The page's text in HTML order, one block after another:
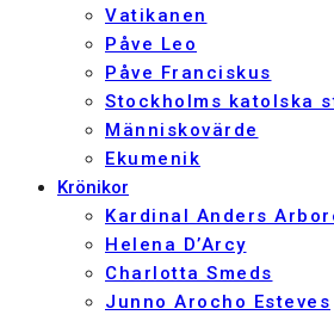
Vatikanen
Påve Leo
Påve Franciskus
Stockholms katolska
Människovärde
Ekumenik
Krönikor
Kardinal Anders
Helena D’Arcy
Charlotta Smeds
Junno Arocho Esteves